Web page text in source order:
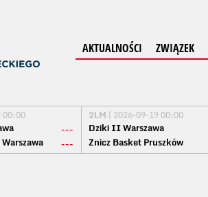
AKTUALNOŚCI ZWIĄZEK
00:00
---
---
2LM | 2026-09-19 00:00
Dziki II Warszawa
Znicz Basket Pruszków